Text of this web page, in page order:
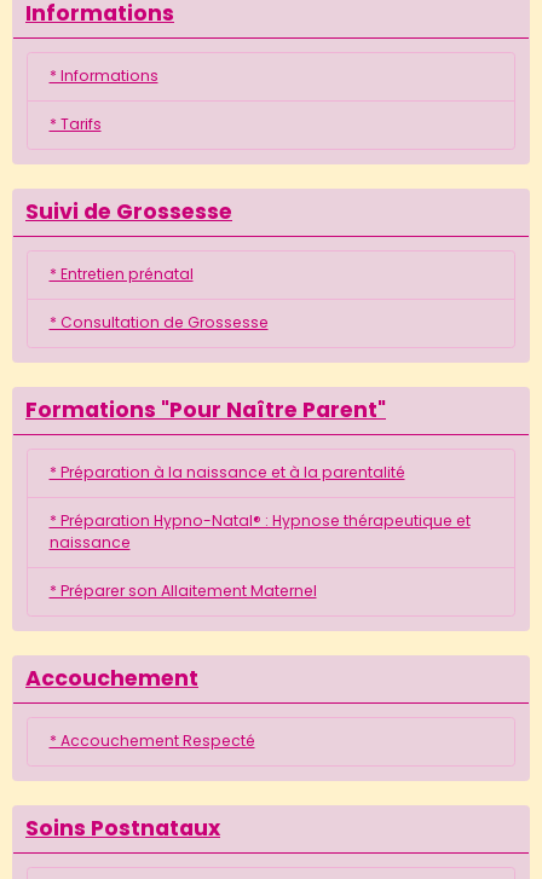
Informations
* Informations
* Tarifs
Suivi de Grossesse
* Entretien prénatal
* Consultation de Grossesse
Formations "Pour Naître Parent"
* Préparation à la naissance et à la parentalité
* Préparation Hypno-Natal® : Hypnose thérapeutique et
naissance
* Préparer son Allaitement Maternel
Accouchement
* Accouchement Respecté
Soins Postnataux